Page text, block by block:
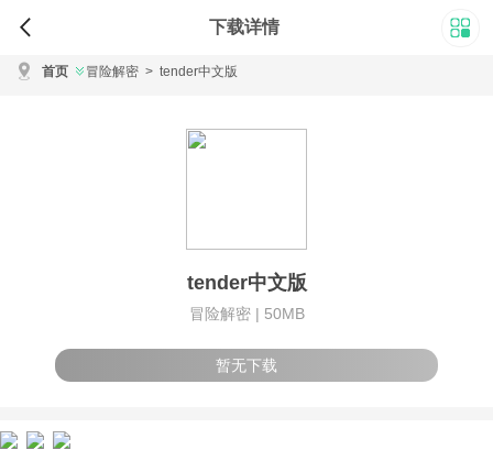
下载详情
首页 冒险解密 > tender中文版
tender中文版
冒险解密 | 50MB
暂无下载